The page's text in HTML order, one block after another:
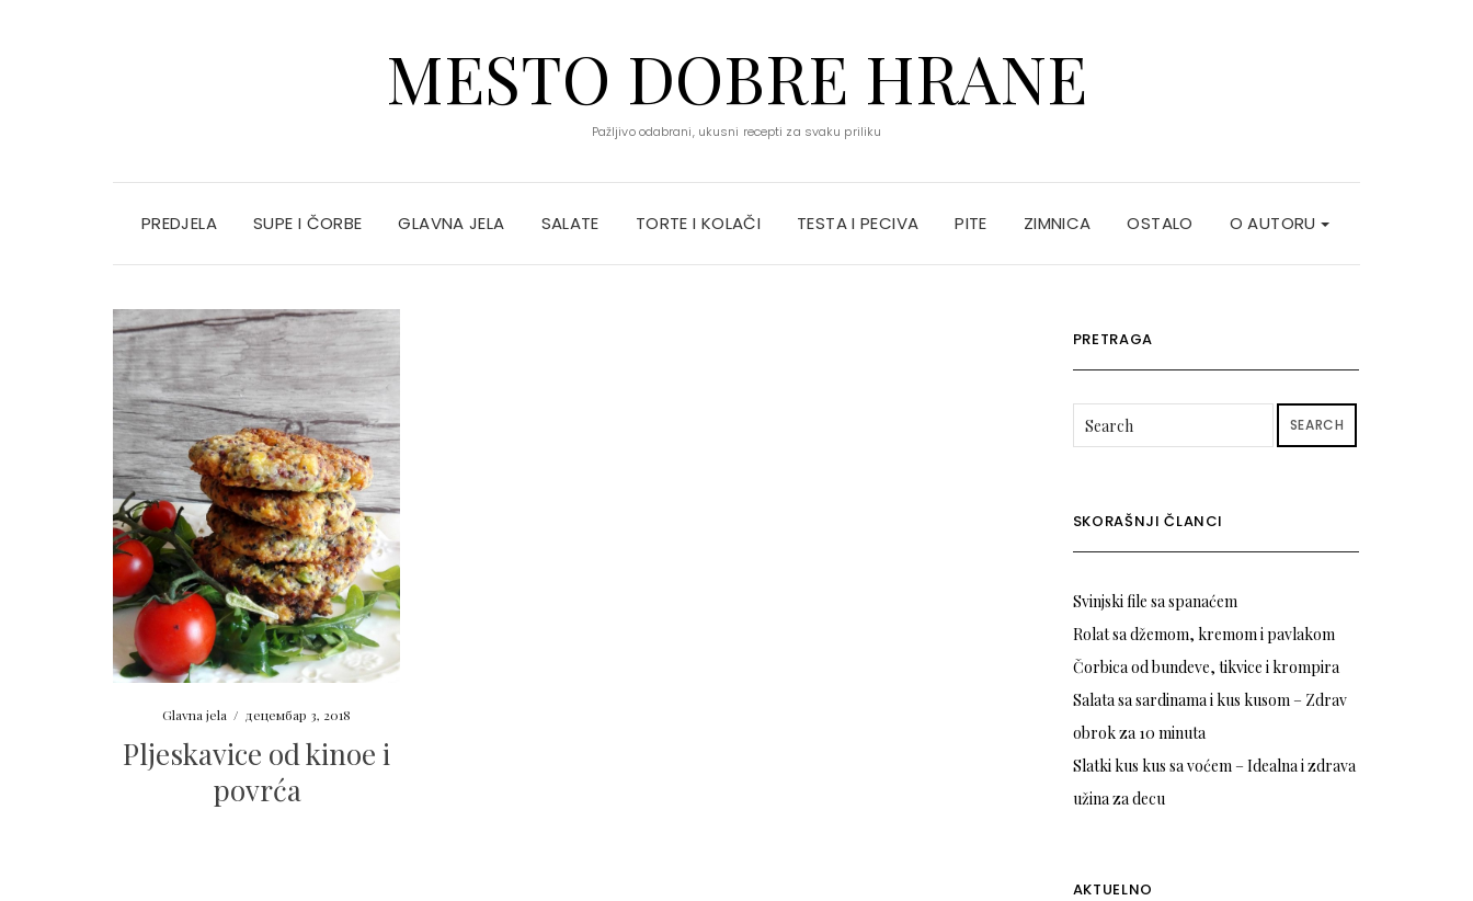
MESTO DOBRE HRANE
Pažljivo odabrani, ukusni recepti za svaku priliku
PREDJELA SUPE I ČORBE GLAVNA JELA SALATE TORTE I KOLAČI TESTA I PECIVA PITE ZIMNICA OSTALO O AUTORU
Glavna jela / децембар 3, 2018
Pljeskavice od kinoe i
povrća
PRETRAGA
SEARCH
SKORAŠNJI ČLANCI
Svinjski file sa spanaćem
Rolat sa džemom, kremom i pavlakom
Čorbica od bundeve, tikvice i krompira
Salata sa sardinama i kus kusom – Zdrav
obrok za 10 minuta
Slatki kus kus sa voćem – Idealna i zdrava
užina za decu
AKTUELNO